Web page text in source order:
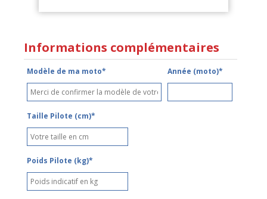
Informations complémentaires
Modèle de ma moto* Année (moto)*
Taille Pilote (cm)*
Poids Pilote (kg)*